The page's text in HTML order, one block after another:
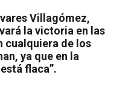
Villagómez,
la victoria en las
cualquiera de los
ya que en la
flaca”.